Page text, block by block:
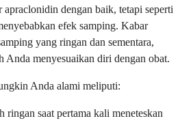
dengan baik, tetapi seperti
efek samping. Kabar
yang ringan dan sementara,
Anda menyesuaikan diri dengan obat.
Anda alami meliputi:
ringan saat pertama kali meneteskan